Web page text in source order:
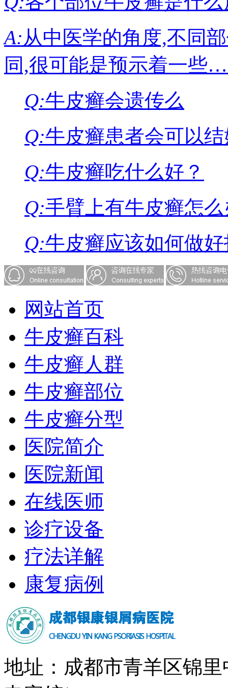
A:从中医学的角度,不同
同,很可能是预示着一
Q:牛皮癣会遗传么
Q:牛皮癣患者会可以
Q:牛皮癣吃什么好？
Q:手臂上有牛皮癣怎
Q:牛皮癣应该如何做
网站首页
牛皮癣百科
牛皮癣人群
牛皮癣部位
牛皮癣分型
医院简介
医院新闻
在线医师
诊疗设备
疗法详解
康复病例
地址：成都市青羊区锦